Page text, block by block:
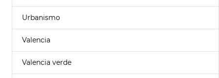
Urbanismo
Valencia
Valencia verde